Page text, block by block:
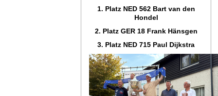
1. Platz NED 562 Bart van den
Hondel
2. Platz GER 18 Frank Hänsgen
3. Platz NED 715 Paul Dijkstra